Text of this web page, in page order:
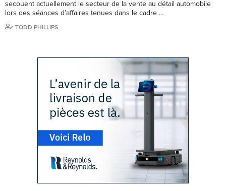
secouent actuellement le secteur de la vente au détail automobile
lors des séances d’affaires tenues dans le cadre …
TODD PHILLIPS